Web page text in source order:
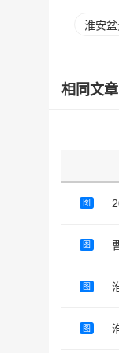
淮安
相同文章
图
图
图
图